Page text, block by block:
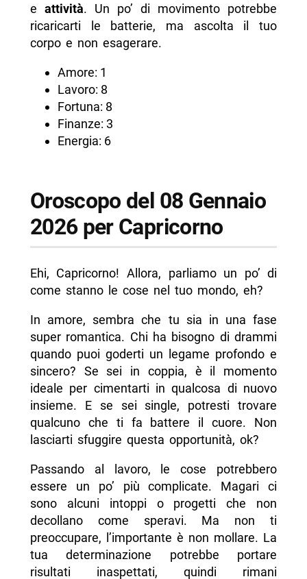
e attività. Un po’ di movimento potrebbe
ricaricarti le batterie, ma ascolta il tuo
corpo e non esagerare.
Amore: 1
Lavoro: 8
Fortuna: 8
Finanze: 3
Energia: 6
Oroscopo del 08 Gennaio
2026 per Capricorno
Ehi, Capricorno! Allora, parliamo un po’ di
come stanno le cose nel tuo mondo, eh?
In amore, sembra che tu sia in una fase
super romantica. Chi ha bisogno di drammi
quando puoi goderti un legame profondo e
sincero? Se sei in coppia, è il momento
ideale per cimentarti in qualcosa di nuovo
insieme. E se sei single, potresti trovare
qualcuno che ti fa battere il cuore. Non
lasciarti sfuggire questa opportunità, ok?
Passando al lavoro, le cose potrebbero
essere un po’ più complicate. Magari ci
sono alcuni intoppi o progetti che non
decollano come speravi. Ma non ti
preoccupare, l’importante è non mollare. La
tua determinazione potrebbe portare
risultati inaspettati, quindi rimani